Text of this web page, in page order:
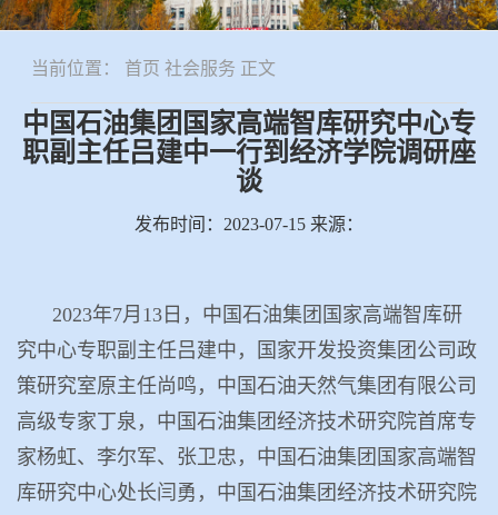
当前位置： 首页 社会服务 正文
中国石油集团国家高端智库研究中心专
职副主任吕建中一行到经济学院调研座
谈
发布时间：2023-07-15 来源：
2023年7月 13 日，中国石油集团国家高端智库研
究中心专职副主任吕建中，国家开发投资集团公司政
策研究室原主任尚鸣，中国石油天然气集团有限公司
高级专家丁泉，中国石油集团经济技术研究院首席专
家杨虹、李尔军、张卫忠，中国石油集团国家高端智
库研究中心处长闫勇，中国石油集团经济技术研究院